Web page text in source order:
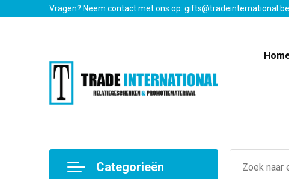
Vragen? Neem contact met ons op: gifts@tradeinternational.be
Categorieën